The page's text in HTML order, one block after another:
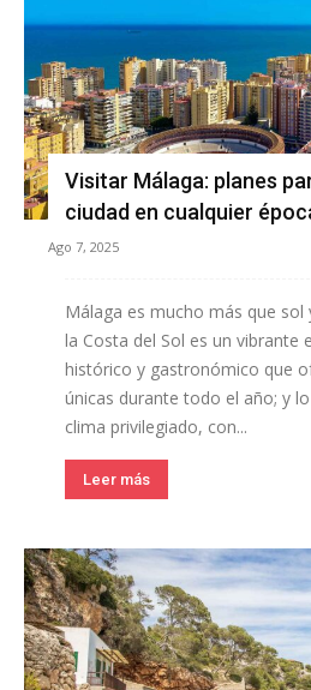
Visitar Málaga: planes
ciudad en cualquier
Ago 7, 2025
Málaga es mucho más que sol
la Costa del Sol es un vibrante
histórico y gastronómico que
únicas durante todo el año; y
clima privilegiado, con...
Leer más